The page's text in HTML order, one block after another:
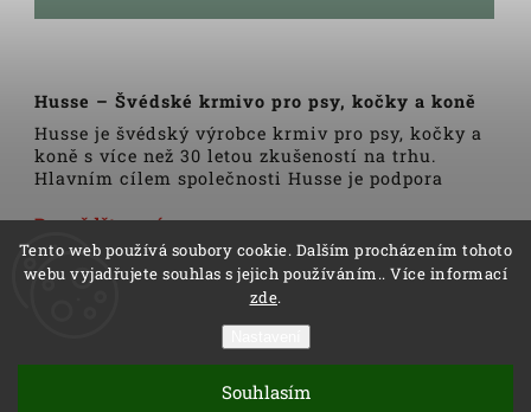
Tento web používá soubory cookie. Dalším procházením tohoto
webu vyjadřujete souhlas s jejich používáním.. Více informací
zde.
Souhlasím
Husse – Švédské krmivo pro psy, kočky a koně
Husse je švédský výrobce krmiv pro psy, kočky a
koně s více než 30 letou zkušeností na trhu.
Hlavním cílem společnosti Husse je podpora
Veškerá krmiva, pamlsky a doplňky Husse jsou
vyrobeny pouze z nejkvalitnějších a pečlivě
vybraných surovin. Všechny produkty se vyrábí
podle tradičních skandinávských receptur a
výrobní linky podléhají trvalé veterinární
Distributoři společnosti Husse jsou důkladně
Dozvědět se více
Copyright 2026Husse. Všechna práva vyhrazena.